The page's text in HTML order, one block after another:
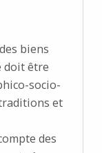
biens
doit être
socio-
et
des